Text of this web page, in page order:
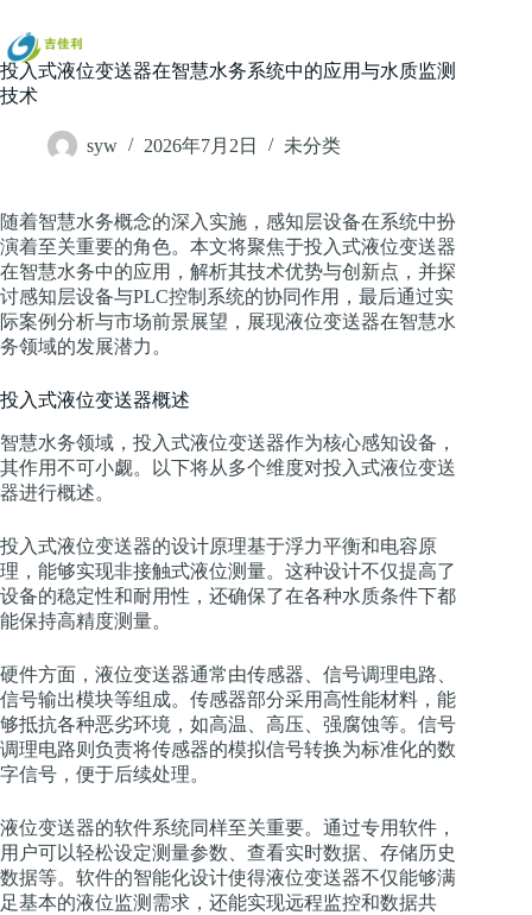
过
内
容
投入式液位变送器在智慧水务系统中的应用与水质监测
技术
syw 2026年7月2日 未分类
随着智慧水务概念的深入实施，感知层设备在系统中扮
演着至关重要的角色。本文将聚焦于投入式液位变送器
在智慧水务中的应用，解析其技术优势与创新点，并探
讨感知层设备与PLC控制系统的协同作用，最后通过实
际案例分析与市场前景展望，展现液位变送器在智慧水
务领域的发展潜力。
投入式液位变送器概述
智慧水务领域，投入式液位变送器作为核心感知设备，
其作用不可小觑。以下将从多个维度对投入式液位变送
器进行概述。
投入式液位变送器的设计原理基于浮力平衡和电容原
理，能够实现非接触式液位测量。这种设计不仅提高了
设备的稳定性和耐用性，还确保了在各种水质条件下都
能保持高精度测量。
硬件方面，液位变送器通常由传感器、信号调理电路、
信号输出模块等组成。传感器部分采用高性能材料，能
够抵抗各种恶劣环境，如高温、高压、强腐蚀等。信号
调理电路则负责将传感器的模拟信号转换为标准化的数
字信号，便于后续处理。
液位变送器的软件系统同样至关重要。通过专用软件，
用户可以轻松设定测量参数、查看实时数据、存储历史
数据等。软件的智能化设计使得液位变送器不仅能够满
足基本的液位监测需求，还能实现远程监控和数据共